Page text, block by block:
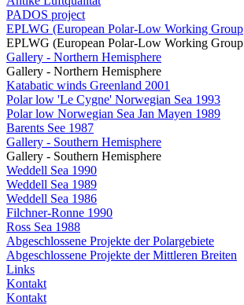
PADOS project
EPLWG (European Polar-Low Working Group
EPLWG (European Polar-Low Working Group
Gallery - Northern Hemisphere
Gallery - Northern Hemisphere
Katabatic winds Greenland 2001
Polar low 'Le Cygne' Norwegian Sea 1993
Polar low Norwegian Sea Jan Mayen 1989
Barents See 1987
Gallery - Southern Hemisphere
Gallery - Southern Hemisphere
Weddell Sea 1990
Weddell Sea 1989
Weddell Sea 1986
Filchner-Ronne 1990
Ross Sea 1988
Abgeschlossene Projekte der Polargebiete
Abgeschlossene Projekte der Mittleren Breiten
Links
Kontakt
Kontakt